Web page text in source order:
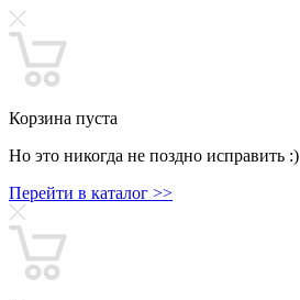
Корзина пуста
Но это никогда не поздно исправить :)
Перейти в каталог >>